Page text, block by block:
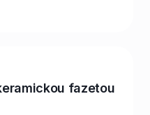
mostíka či kotva pre
zubov a zároveň veľmi
(Digital Smile
sedel. Pri správnej
fazetou